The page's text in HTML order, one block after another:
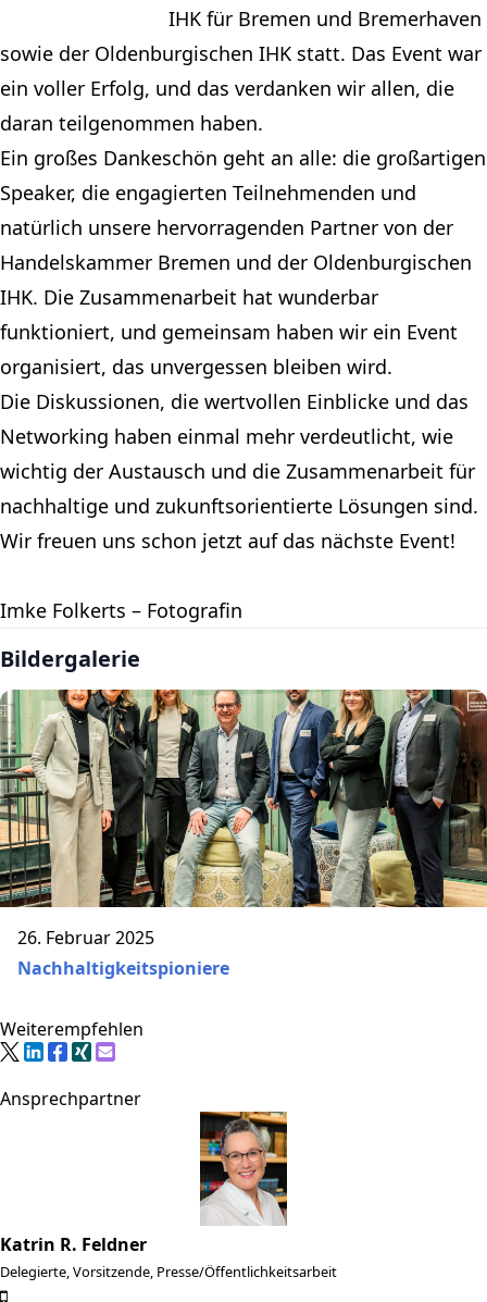
IHK für Bremen und Bremerhaven
sowie der Oldenburgischen IHK statt. Das Event war
ein voller Erfolg, und das verdanken wir allen, die
daran teilgenommen haben.
Ein großes Dankeschön geht an alle: die großartigen
Speaker, die engagierten Teilnehmenden und
natürlich unsere hervorragenden Partner von der
Handelskammer Bremen und der Oldenburgischen
IHK. Die Zusammenarbeit hat wunderbar
funktioniert, und gemeinsam haben wir ein Event
organisiert, das unvergessen bleiben wird.
Die Diskussionen, die wertvollen Einblicke und das
Networking haben einmal mehr verdeutlicht, wie
wichtig der Austausch und die Zusammenarbeit für
nachhaltige und zukunftsorientierte Lösungen sind.
Wir freuen uns schon jetzt auf das nächste Event!
Imke Folkerts – Fotografin
Bildergalerie
26. Februar 2025
Nachhaltigkeitspioniere
Weiterempfehlen
Ansprechpartner
Katrin R. Feldner
Delegierte, Vorsitzende, Presse/Öffentlichkeitsarbeit